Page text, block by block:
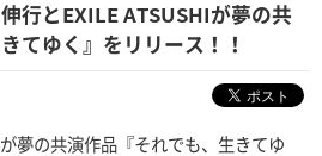
行とEXILE ATSUSHIが夢の共
てゆく』をリリース！！
夢の共演作品『それでも、生きてゆ